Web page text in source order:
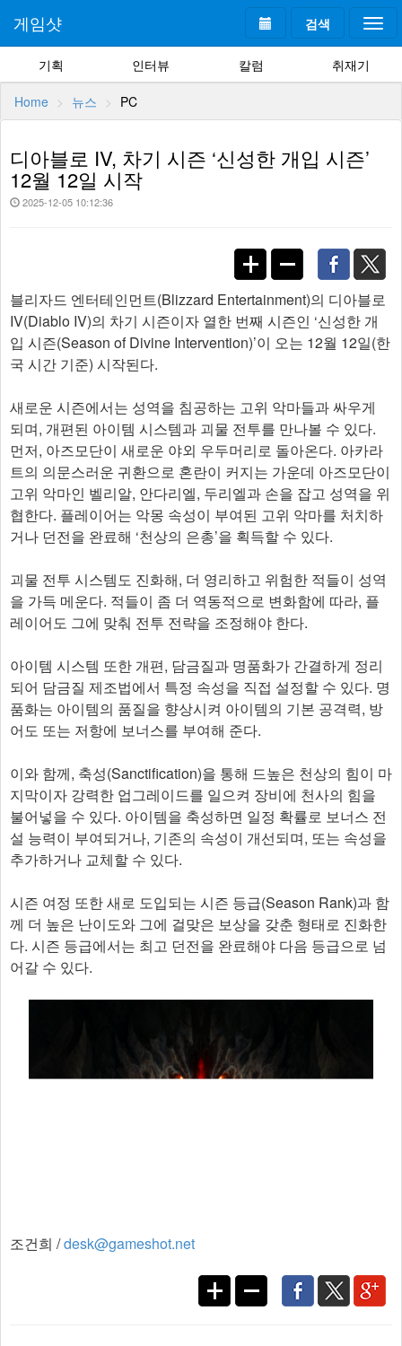
검색
게임샷
기획 인터뷰 칼럼 취재기
Home 뉴스 PC
디아블로 IV, 차기 시즌 ‘신성한 개입 시즌’
12월 12일 시작
2025-12-05 10:12:36
블리자드 엔터테인먼트(Blizzard Entertainment)의 디아블로
IV(Diablo IV)의 차기 시즌이자 열한 번째 시즌인 ‘신성한 개
입 시즌(Season of Divine Intervention)’이 오는 12월 12일(한
국 시간 기준) 시작된다.
새로운 시즌에서는 성역을 침공하는 고위 악마들과 싸우게
되며, 개편된 아이템 시스템과 괴물 전투를 만나볼 수 있다.
먼저, 아즈모단이 새로운 야외 우두머리로 돌아온다. 아카라
트의 의문스러운 귀환으로 혼란이 커지는 가운데 아즈모단이
고위 악마인 벨리알, 안다리엘, 두리엘과 손을 잡고 성역을 위
협한다. 플레이어는 악몽 속성이 부여된 고위 악마를 처치하
거나 던전을 완료해 ‘천상의 은총’을 획득할 수 있다.
괴물 전투 시스템도 진화해, 더 영리하고 위험한 적들이 성역
을 가득 메운다. 적들이 좀 더 역동적으로 변화함에 따라, 플
레이어도 그에 맞춰 전투 전략을 조정해야 한다.
아이템 시스템 또한 개편, 담금질과 명품화가 간결하게 정리
되어 담금질 제조법에서 특정 속성을 직접 설정할 수 있다. 명
품화는 아이템의 품질을 향상시켜 아이템의 기본 공격력, 방
어도 또는 저항에 보너스를 부여해 준다.
이와 함께, 축성(Sanctification)을 통해 드높은 천상의 힘이 마
지막이자 강력한 업그레이드를 일으켜 장비에 천사의 힘을
불어넣을 수 있다. 아이템을 축성하면 일정 확률로 보너스 전
설 능력이 부여되거나, 기존의 속성이 개선되며, 또는 속성을
추가하거나 교체할 수 있다.
시즌 여정 또한 새로 도입되는 시즌 등급(Season Rank)과 함
께 더 높은 난이도와 그에 걸맞은 보상을 갖춘 형태로 진화한
다. 시즌 등급에서는 최고 던전을 완료해야 다음 등급으로 넘
어갈 수 있다.
조건희 /desk@gameshot.net